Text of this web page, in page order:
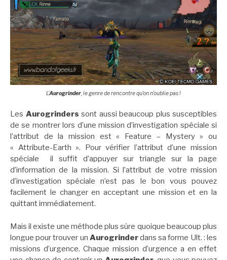
L’Aurogrinder, le genre de rencontre qu’on n’oublie pas !
Les Aurogrinders sont aussi beaucoup plus susceptibles
de se montrer lors d’une mission d’investigation spéciale si
l’attribut de la mission est « Feature – Mystery » ou
« Attribute-Earth ». Pour vérifier l’attribut d’une mission
spéciale il suffit d’appuyer sur triangle sur la page
d’information de la mission. Si l’attribut de votre mission
d’investigation spéciale n’est pas le bon vous pouvez
facilement le changer en acceptant une mission et en la
quittant immédiatement.
Mais il existe une méthode plus sûre quoique beaucoup plus
longue pour trouver un Aurogrinderdans sa forme Ult. : les
missions d’urgence. Chaque mission d’urgence a en effet